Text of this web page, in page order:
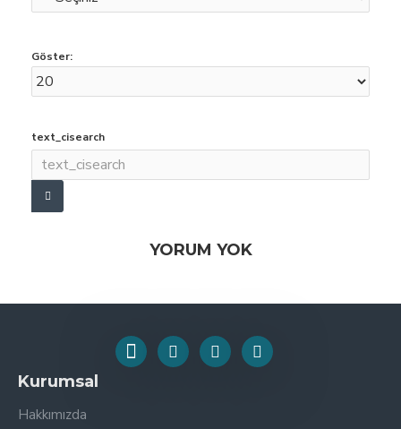
Göster:
text_cisearch
YORUM YOK
Kurumsal
Hakkımızda